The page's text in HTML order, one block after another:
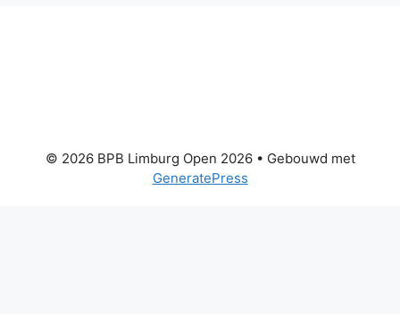
© 2026 BPB Limburg Open 2026• Gebouwd met
GeneratePress